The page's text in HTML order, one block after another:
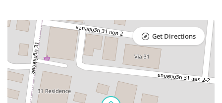
Get Directions